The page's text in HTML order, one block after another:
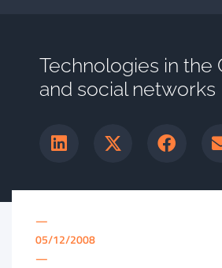
Technologies in the
and social networks
—
05/12/2008
—